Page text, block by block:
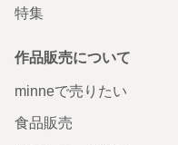
特集
作品販売について
minneで売りたい
食品販売